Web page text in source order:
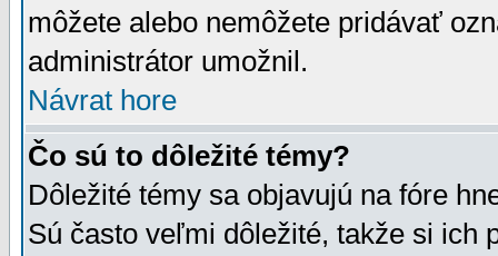
môžete alebo nemôžete pridávať
administrátor umožnil.
Návrat hore
Čo sú to dôležité témy?
Dôležité témy sa objavujú na fóre
Sú často veľmi dôležité, takže si ich